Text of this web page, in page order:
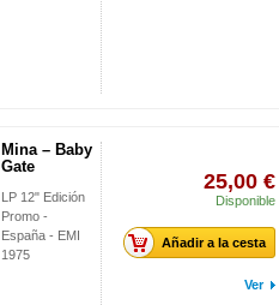
Mina ‎– Baby
Gate
LP 12" Edición
Promo -
España - EMI
1975
25,00 €
Disponible
Añadir a la cesta
Ver